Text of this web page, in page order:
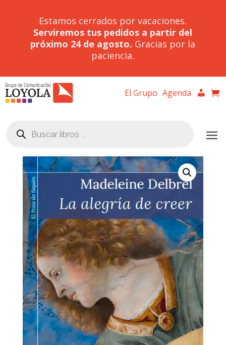
Estamos cerrados por vacaciones.
Serviremos tus pedidos a partir del
próximo 24 de agosto. Gracias por la
paciencia.
El Grupo Agenda
productos